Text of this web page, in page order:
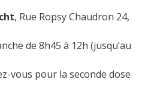
, Rue Ropsy Chaudron 24,
de 8h45 à 12h (jusqu’au
vous pour la seconde dose